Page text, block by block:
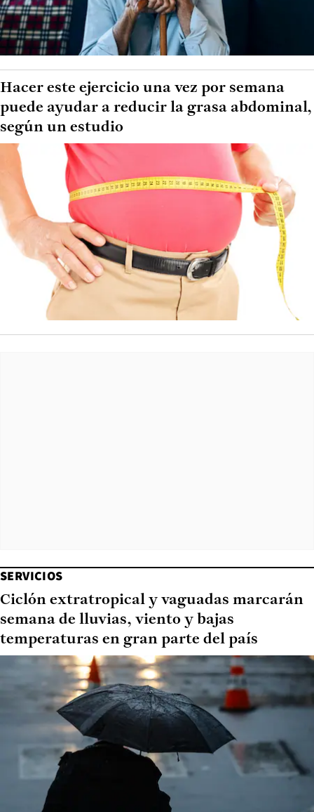
Hacer este ejercicio una vez por semana
puede ayudar a reducir la grasa abdominal,
según un estudio
SERVICIOS
Ciclón extratropical y vaguadas marcarán
semana de lluvias, viento y bajas
temperaturas en gran parte del país